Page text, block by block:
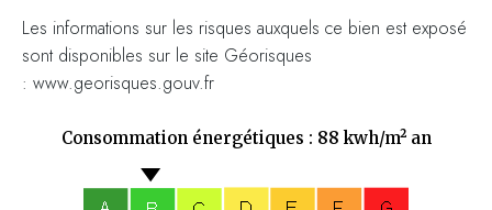
Les informations sur les risques auxquels ce bien est exposé
sont disponibles sur le site Géorisques
: www.georisques.gouv.fr
Consommation énergétiques : 88 kwh/m² an